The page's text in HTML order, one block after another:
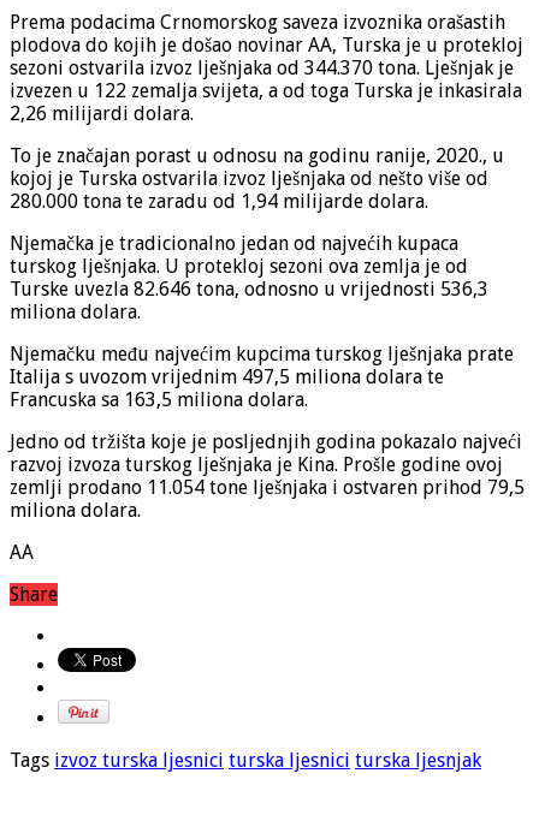
Prema podacima Crnomorskog saveza izvoznika orašastih
plodova do kojih je došao novinar AA, Turska je u protekloj
sezoni ostvarila izvoz lješnjaka od 344.370 tona. Lješnjak je
izvezen u 122 zemalja svijeta, a od toga Turska je inkasirala
2,26 milijardi dolara.
To je značajan porast u odnosu na godinu ranije, 2020., u
kojoj je Turska ostvarila izvoz lješnjaka od nešto više od
280.000 tona te zaradu od 1,94 milijarde dolara.
Njemačka je tradicionalno jedan od najvećih kupaca
turskog lješnjaka. U protekloj sezoni ova zemlja je od
Turske uvezla 82.646 tona, odnosno u vrijednosti 536,3
miliona dolara.
Njemačku među najvećim kupcima turskog lješnjaka prate
Italija s uvozom vrijednim 497,5 miliona dolara te
Francuska sa 163,5 miliona dolara.
Jedno od tržišta koje je posljednjih godina pokazalo najveći
razvoj izvoza turskog lješnjaka je Kina. Prošle godine ovoj
zemlji prodano 11.054 tone lješnjaka i ostvaren prihod 79,5
miliona dolara.
AA
Share
Tags izvoz turska ljesnici turska ljesnici turska ljesnjak